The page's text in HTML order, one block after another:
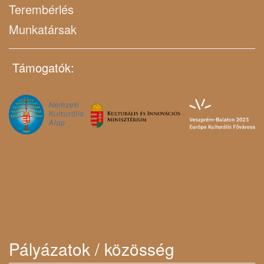
Terembérlés
Munkatársak
Támogatók:
Pályázatok / közösség